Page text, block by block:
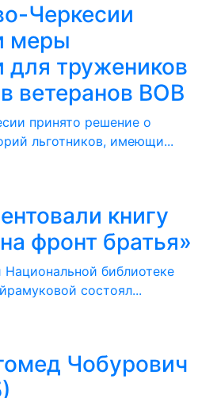
Черкесии
меры
для тружеников
ветеранов ВОВ
принято решение о
льготников, имеющи...
книгу
фронт братья»
Национальной библиотеке
состоял...
Чобурович